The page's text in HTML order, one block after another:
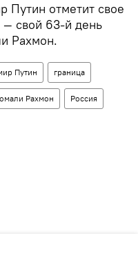
Путин отметит свое
— свой 63-й день
Рахмон.
Путин граница
Рахмон Россия